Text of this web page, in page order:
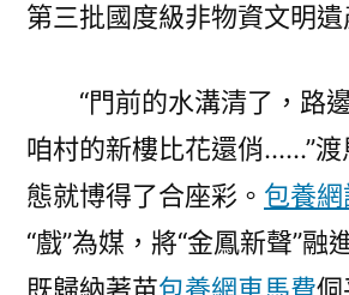
第三批國度級非物資文明遺
“門前的水溝清了，路
咱村的新樓比花還俏……”渡
態就博得了合座彩。 包養
“戲”為媒，將“金鳳新聲”融